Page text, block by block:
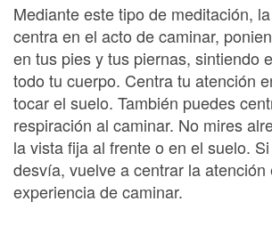
Mediante este tipo de meditación,
centra en el acto de caminar,
en tus pies y tus piernas, sintiendo
todo tu cuerpo. Centra tu atención
tocar el suelo. También puedes
respiración al caminar. No mires
la vista fija al frente o en el suelo.
desvía, vuelve a centrar la atención
experiencia de caminar.